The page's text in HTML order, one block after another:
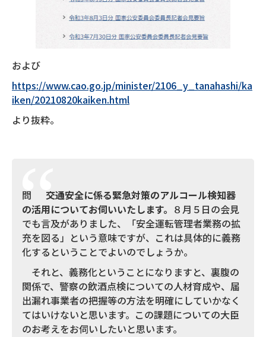
および
https://www.cao.go.jp/minister/2106_y_tanahashi/ka
iken/20210820kaiken.html
より抜粋。
問 交通安全に係る緊急対策のアルコール検知器
の活用についてお伺いいたします。 ８月５日の会見
でも言及がありました、「安全運転管理者業務の拡
充を図る」という意味ですが、これは具体的に義務
化するということでよいのでしょうか。
それと、義務化ということになりますと、裏腹の
関係で、警察の飲酒点検についての人材育成や、届
出漏れ事業者の把握等の方法を明確にしていかなく
てはいけないと思います。この課題についての大臣
のお考えをお伺いしたいと思います。